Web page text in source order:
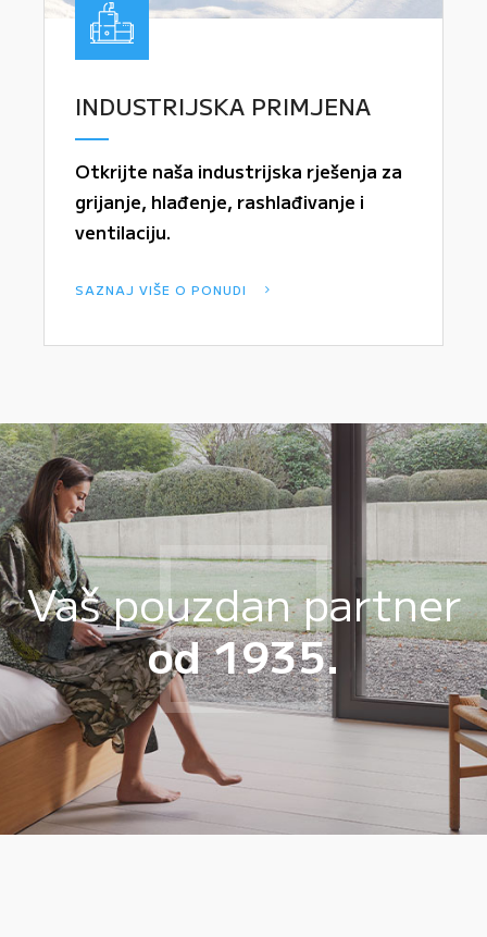
INDUSTRIJSKA PRIMJENA
Otkrijte naša industrijska rješenja za
grijanje, hlađenje, rashlađivanje i
ventilaciju.
SAZNAJ VIŠE O PONUDI
Vaš pouzdan partner
od 1935.